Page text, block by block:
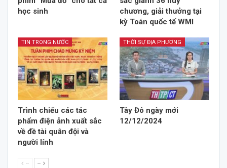
học sinh
chương, giải thưởng tại
kỳ Toán quốc tế WMI
TIN TRONG NƯỚC
Trình chiếu các tác
phẩm điện ảnh xuất sắc
về đề tài quân đội và
người lính
THỜI SỰ ĐỊA PHƯƠNG
Tây Đô ngày mới
12/12/2024
-- --